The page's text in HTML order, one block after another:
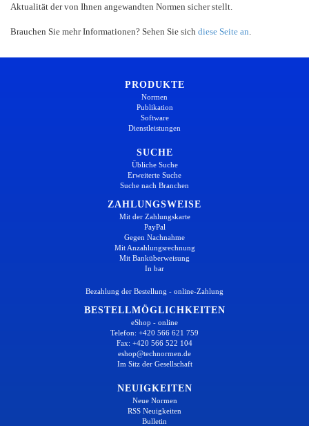
Aktualität der von Ihnen angewandten Normen sicher stellt.
Brauchen Sie mehr Informationen? Sehen Sie sich diese Seite an
PRODUKTE
Normen
Publikation
Software
Dienstleistungen
SUCHE
Übliche Suche
Erweiterte Suche
Suche nach Branchen
ZAHLUNGSWEISE
Mit der Zahlungskarte
PayPal
Gegen Nachnahme
Mit Anzahlungsrechnung
Mit Banküberweisung
In bar
Bezahlung der Bestellung - online-Zahlung
BESTELLMÖGLICHKEITEN
eShop - online
Telefon: +420 566 621 759
Fax: +420 566 522 104
eshop@technormen.de
Im Sitz der Gesellschaft
NEUIGKEITEN
Neue Normen
RSS Neuigkeiten
Bulletin